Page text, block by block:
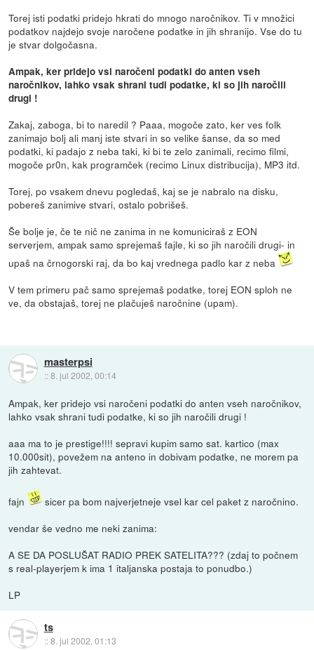
Torej isti podatki pridejo hkrati do mnogo naročnikov. Ti v množici
podatkov najdejo svoje naročene podatke in jih shranijo. Vse do tu
je stvar dolgočasna.
Ampak, ker pridejo vsi naročeni podatki do anten vseh
naročnikov, lahko vsak shrani tudi podatke, ki so jih naročili
drugi !
Zakaj, zaboga, bi to naredil ? Paaa, mogoče zato, ker ves folk
zanimajo bolj ali manj iste stvari in so velike šanse, da so med
podatki, ki padajo z neba taki, ki bi te zelo zanimali, recimo filmi,
mogoče pr0n, kak programček (recimo Linux distribucija), MP3 itd.
Torej, po vsakem dnevu pogledaš, kaj se je nabralo na disku,
pobereš zanimive stvari, ostalo pobrišeš.
Še bolje je, če te nič ne zanima in ne komuniciraš z EON
serverjem, ampak samo sprejemaš fajle, ki so jih naročili drugi- in
upaš na črnogorski raj, da bo kaj vrednega padlo kar z neba
V tem primeru pač samo sprejemaš podatke, torej EON sploh ne
ve, da obstajaš, torej ne plačuješ naročnine (upam).
masterpsi
::8. jul 2002, 00:14
Ampak, ker pridejo vsi naročeni podatki do anten vseh naročnikov,
lahko vsak shrani tudi podatke, ki so jih naročili drugi !
aaa ma to je prestige!!!! sepravi kupim samo sat. kartico (max
10.000sit), povežem na anteno in dobivam podatke, ne morem pa
jih zahtevat.
fajn
sicer pa bom najverjetneje vsel kar cel paket z naročnino.
vendar še vedno me neki zanima:
A SE DA POSLUŠAT RADIO PREK SATELITA??? (zdaj to počnem
s real-playerjem k ima 1 italjanska postaja to ponudbo.)
LP
ts
::8. jul 2002, 01:13